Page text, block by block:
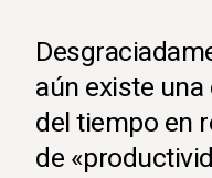
aún existe
del tiempo en
de